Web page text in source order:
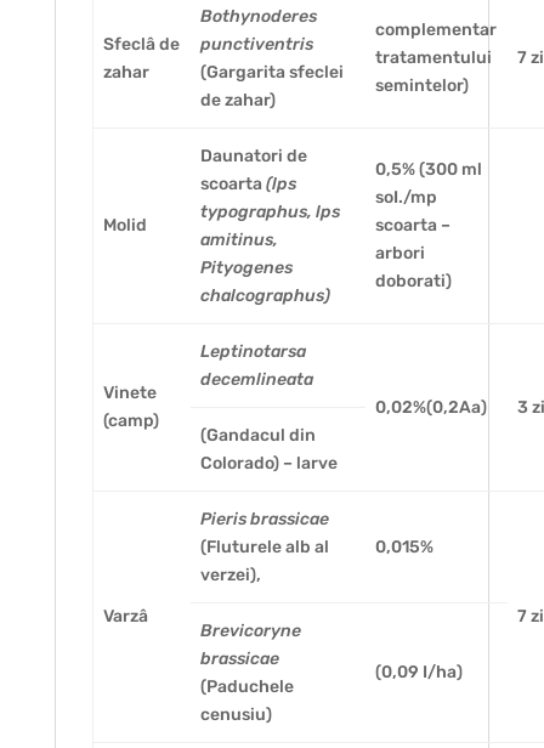
Sfeclâ de
zahar
Bothynoderes
punctiventris
(Gargarita sfeclei
de zahar)
complementar
tratamentului
semintelor)
7
Molid
Daunatori de
scoarta (lps
typographus, lps
amitinus,
Pityogenes
chalcographus)
0,5% (300 ml
soI./mp
scoarta –
arbori
doborati)
Vinete
(camp)
Leptinotarsa
decemlineata
0,02%(0,2Aa)
3
(Gandacul din
Colorado) – larve
Varzâ
Pieris brassicae
(Fluturele alb al
verzei),
0,015%
7
Brevicoryne
brassicae
(Paduchele
cenusiu)
(0,09 I/ha)